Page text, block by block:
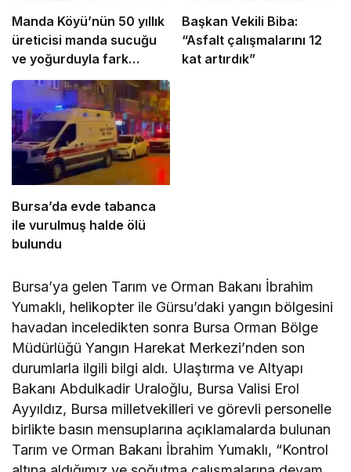
Manda Köyü’nün 50 yıllık
üreticisi manda sucuğu
ve yoğurduyla fark
oluşturdu
Başkan Vekili Biba:
“Asfalt çalışmalarını 12
kat artırdık”
Bursa’da evde tabanca
ile vurulmuş halde ölü
bulundu
Bursa’ya gelen Tarım ve Orman Bakanı İbrahim
Yumaklı, helikopter ile Gürsu’daki yangın bölgesini
havadan inceledikten sonra Bursa Orman Bölge
Müdürlüğü Yangın Harekat Merkezi’nden son
durumlarla ilgili bilgi aldı. Ulaştırma ve Altyapı
Bakanı Abdulkadir Uraloğlu, Bursa Valisi Erol
Ayyıldız, Bursa milletvekilleri ve görevli personelle
birlikte basın mensuplarına açıklamalarda bulunan
Tarım ve Orman Bakanı İbrahim Yumaklı, “Kontrol